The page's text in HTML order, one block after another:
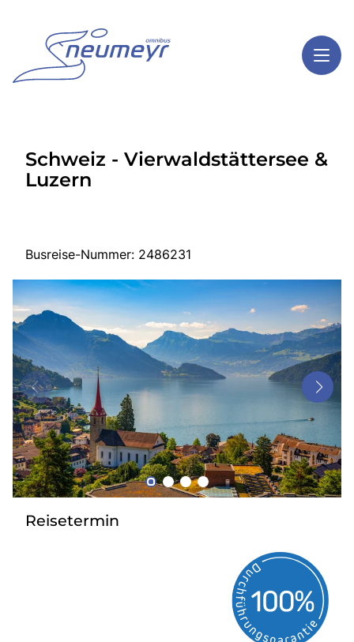
Highlights
Service
Start
Mehrtagesreisen
Tagesreisen
Bus anmieten
Service
Kontakt
Schweiz - Vierwaldstättersee &
Luzern
Busreise-Nummer: 2486231
Reisetermin